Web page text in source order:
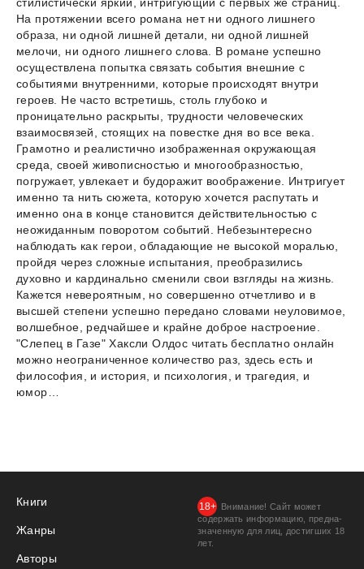
стилистически яркий, интригующий с первых же страниц.
На протяжении всего романа нет ни одного лишнего
образа, ни одной лишней детали, ни одной лишней
мелочи, ни одного лишнего слова. В романе успешно
осуществлена попытка связать события внешние с
событиями внутренними, которые происходят внутри
героев. Не часто встретишь, столь глубоко и
проницательно раскрыты, трудности человеческих
взаимосвязей, стоящих на повестке дня во все века.
Грамотно и реалистично изображенная окружающая
среда, своей живописностью и многообразностью,
погружает, увлекает и будоражит воображение. Интригует
именно та нить сюжета, которую хочется распутать и
именно она в конце становится действительностью с
неожиданным поворотом событий. Небезынтересно
наблюдать как герои, обладающие не высокой моралью,
пройдя через сложные испытания, преобразились
духовно и кардинально сменили свои взгляды на жизнь.
Кажется невероятным, но совершенно отчетливо и в
высшей степени успешно передано словами неуловимое,
волшебное, редчайшее и крайне доброе настроение.
"Слепец в Газе" Хаксли Олдос читать бесплатно онлайн
можно неограниченное количество раз, здесь есть и
философия, и история, и психология, и трагедия, и
юмор…
Книги
Жанры
Авторы
Внимание! Сайт может
содержать информацию, предна­
значенную для лиц, дости­гших 18
лет.